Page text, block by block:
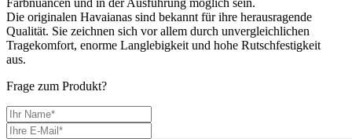
Die originalen Havaianas sind bekannt für ihre herausragende
Qualität. Sie zeichnen sich vor allem durch unvergleichlichen
Tragekomfort, enorme Langlebigkeit und hohe Rutschfestigkeit
aus.
Frage zum Produkt?